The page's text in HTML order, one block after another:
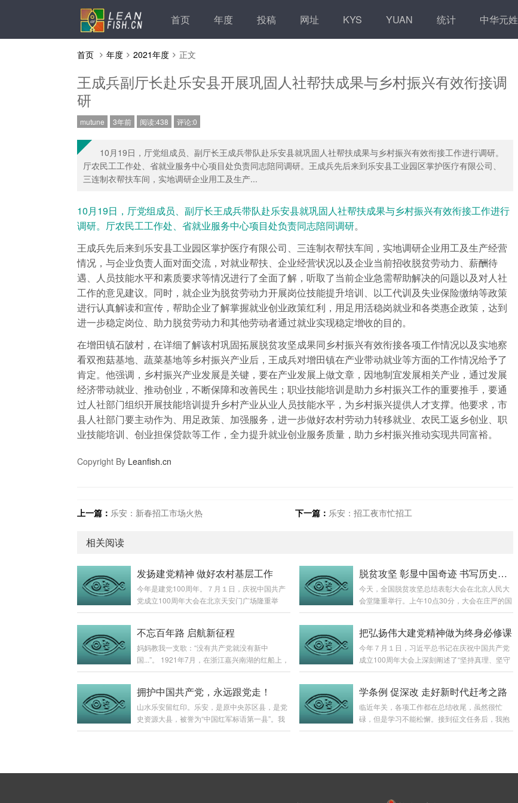
首页 年度 投稿 网址 KYS YUAN 统计 中华元姓
首页 年度 2021年度 正文
王成兵副厅长赴乐安县开展巩固人社帮扶成果与乡村振兴有效衔接调
研
mutune 3年前 阅读:438 评论:0
10月19日，厅党组成员、副厅长王成兵带队赴乐安县就巩固人社帮扶成果与乡村振兴有效衔接工作进行调研。
厅农民工工作处、省就业服务中心项目处负责同志陪同调研。王成兵先后来到乐安县工业园区掌护医疗有限公司、
三连制衣帮扶车间，实地调研企业用工及生产...
10月19日，厅党组成员、副厅长王成兵带队赴乐安县就巩固人社帮扶成果与乡村振兴有效衔接工作进行
调研。厅农民工工作处、省就业服务中心项目处负责同志陪同调研。
王成兵先后来到乐安县工业园区掌护医疗有限公司、三连制衣帮扶车间，实地调研企业用工及生产经营
情况，与企业负责人面对面交流，对就业帮扶、企业经营状况以及企业当前招收脱贫劳动力、薪酬待
遇、人员技能水平和素质要求等情况进行了全面了解，听取了当前企业急需帮助解决的问题以及对人社
工作的意见建议。同时，就企业为脱贫劳动力开展岗位技能提升培训、以工代训及失业保险缴纳等政策
进行认真解读和宣传，帮助企业了解掌握就业创业政策红利，用足用活稳岗就业和各类惠企政策，达到
进一步稳定岗位、助力脱贫劳动力和其他劳动者通过就业实现稳定增收的目的。
在增田镇石陂村，在详细了解该村巩固拓展脱贫攻坚成果同乡村振兴有效衔接各项工作情况以及实地察
看双孢菇基地、蔬菜基地等乡村振兴产业后，王成兵对增田镇在产业带动就业等方面的工作情况给予了
肯定。他强调，乡村振兴产业发展是关键，要在产业发展上做文章，因地制宜发展相关产业，通过发展
经济带动就业、推动创业，不断保障和改善民生；职业技能培训是助力乡村振兴工作的重要推手，要通
过人社部门组织开展技能培训提升乡村产业从业人员技能水平，为乡村振兴提供人才支撑。他要求，市
县人社部门要主动作为、用足政策、加强服务，进一步做好农村劳动力转移就业、农民工返乡创业、职
业技能培训、创业担保贷款等工作，全力提升就业创业服务质量，助力乡村振兴推动实现共同富裕。
Copyright By Leanfish.cn
上一篇： 乐安：新春招工市场火热 下一篇： 乐安：招工夜市忙招工
相关阅读
发扬建党精神 做好农村基层工作
今年是建党100周年。７月１日，庆祝中国共产
党成立100周年大会在北京天安门广场隆重举
行，中共中央总书记、国家主席、中央军委主席
程观看了庆祝大会，并仔细聆听了总书记的讲
话。总书记的讲话，立足中国共产党百年华诞的
重大时刻和“两个一百年”历史交汇的关键节点，
回望光辉历史、擘画光明未来，是一篇马克思主
心、牢记使命的政治宣言，是我们党团结带领人
民以史为鉴、开创未来的行动指南。总书记的讲
话，系统回顾了中国...
脱贫攻坚 彰显中国奇迹 书写历史伟业
今天，全国脱贫攻坚总结表彰大会在北京人民大
会堂隆重举行。上午10点30分，大会在庄严的国
歌中开始。习近平总书记向全国脱贫攻坚楷模荣
宣告，我国脱贫攻坚战取得了全面胜利！我在办
公室内观看了电视直播，内心无比激动。在述说
全国干部群众历经8年艰苦奋战取得脱贫攻坚全
面胜利时，总书记开心地笑了。8年来，全国989
帽，12.8万个贫困村全部出列，区域性整体贫困
问题得到解决，完成了消除绝对贫困的艰巨任
务，...
不忘百年路 启航新征程
妈妈教我一支歌：“没有共产党就没有新中
国...”。 1921年7月，在浙江嘉兴南湖的红船上，
一个伟大的政党诞生了，她就中国共产党！如
史长河中磕磕碰碰的走过了100年，用血泪在这
条波涛汹涌的历史长河里倾倒了一杯浓墨，印下
了属于她的独特印迹。土地革命战争时期，苏区
军民书写的“红色印记”，便是其中浓墨重彩的一
把弘扬伟大建党精神做为终身必修课
今年７月１日，习近平总书记在庆祝中国共产党
成立100周年大会上深刻阐述了“坚持真理、坚守
理想、践行初心、担当使命、不怕牺牲、英勇斗
字建党精神是我党宗旨和100年光辉奋斗历程的
真实写照，是高度凝练的历史。聆听总书记的“七
一”讲话让我热血沸腾，我为祖国的强大感到自
豪，为伟大建党精神深深感染。作为一名共产党
拥护中国共产党，永远跟党走！
山水乐安留红印。乐安，是原中央苏区县，是党
史资源大县，被誉为“中国红军标语第一县”。我
县目前发现了3826条红军标语，被书写在全县各
学条例 促深改 走好新时代赶考之路
临近年关，各项工作都在总结收尾，虽然很忙
碌，但是学习不能松懈。接到征文任务后，我抱
着人力资源市场关系领域新学员的心态，开始了